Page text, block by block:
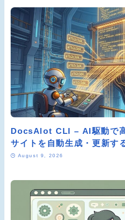
DocsAlot CLI – AI駆動で
サイトを自動生成・更新す
August 9, 2026